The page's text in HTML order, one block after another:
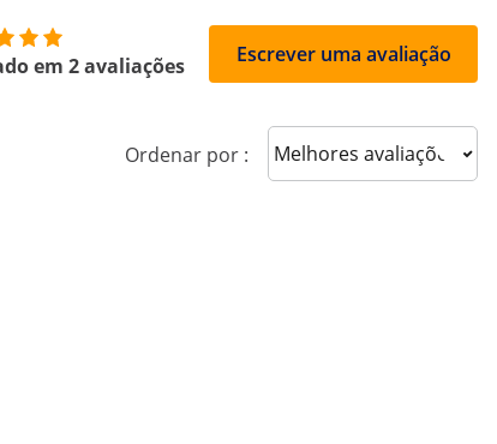
em 2 avaliações Escrever uma avaliação
Ordenar por : Sort reviews